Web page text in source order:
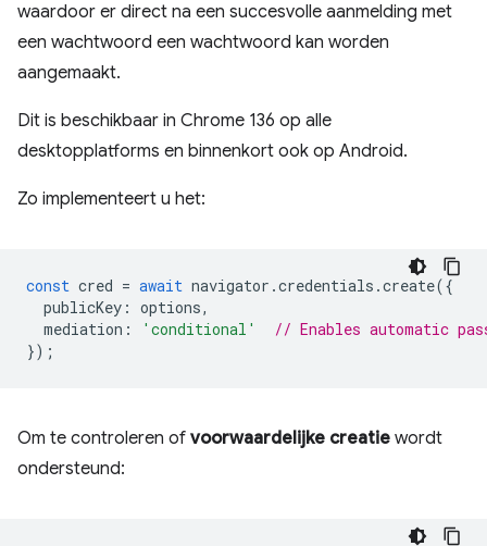
waardoor er direct na een succesvolle aanmelding met
een wachtwoord een wachtwoord kan worden
aangemaakt.
Dit is beschikbaar in Chrome 136 op alle
desktopplatforms en binnenkort ook op Android.
Zo implementeert u het:
const cred = await navigator .credentials .create({
publicKey : options,
mediation : 'conditional'
// Enables automatic
});
Om te controleren of voorwaardelijke creatie wordt
ondersteund: